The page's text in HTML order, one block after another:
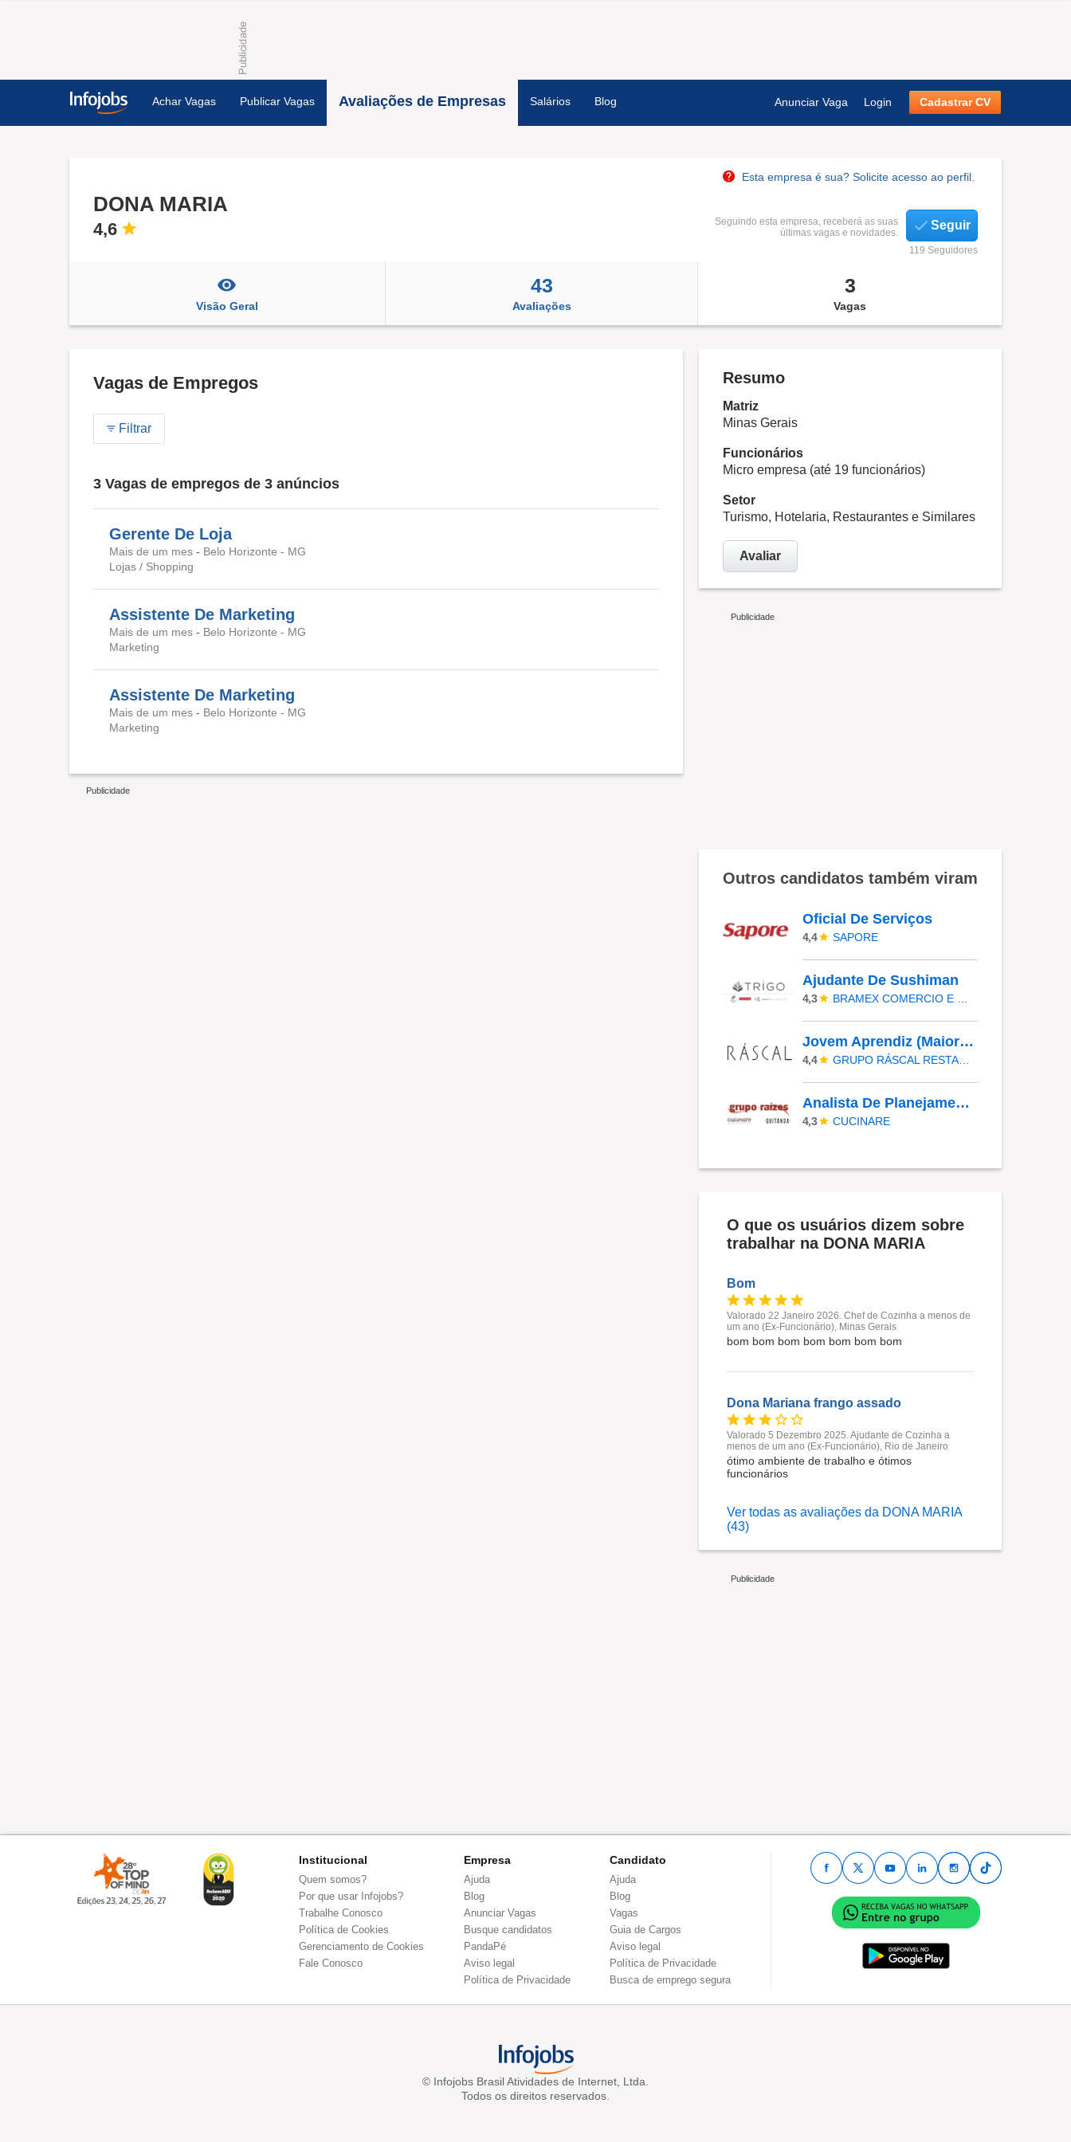
Achar Vagas Publicar Vagas Avaliações de Empresas Salários Blog Anunciar Vaga Login Cadastrar CV
Esta empresa é sua? Solicite acesso ao perfil.
DONA MARIA
4,6
Seguindo esta empresa, receberá as suas
últimas vagas e novidades.
Seguir
119 Seguidores
Visão Geral
43
Avaliações
3
Vagas
Vagas de Empregos
Filtrar
3 Vagas de empregos de 3 anúncios
Gerente De Loja
Mais de um mes - Belo Horizonte - MG
Lojas / Shopping
Assistente De Marketing
Mais de um mes - Belo Horizonte - MG
Marketing
Assistente De Marketing
Mais de um mes - Belo Horizonte - MG
Marketing
Resumo
Matriz
Minas Gerais
Funcionários
Micro empresa (até 19 funcionários)
Setor
Turismo, Hotelaria, Restaurantes e Similares
Avaliar
Outros candidatos também viram
Oficial De Serviços
4,4 SAPORE
Ajudante De Sushiman
4,3
Jovem Aprendiz (Maiores De 18) - Ráscal Shop. Villa Lobos
4,4
Analista De Planejamento De Cardápios Sr
4,3 CUCINARE
O que os usuários dizem sobre
trabalhar na DONA MARIA
Bom
Valorado 22 Janeiro 2026. Chef de Cozinha a menos de
um ano (Ex-Funcionário), Minas Gerais
bom bom bom bom bom bom bom
Dona Mariana frango assado
Valorado 5 Dezembro 2025. Ajudante de Cozinha a
menos de um ano (Ex-Funcionário), Rio de Janeiro
ótimo ambiente de trabalho e ótimos
funcionários
Ver todas as avaliações da DONA MARIA
(43)
Institucional
Quem somos?
Por que usar Infojobs?
Trabalhe Conosco
Política de Cookies
Gerenciamento de Cookies
Fale Conosco
Empresa
Ajuda
Blog
Anunciar Vagas
Busque candidatos
PandaPé
Aviso legal
Política de Privacidade
Candidato
Ajuda
Blog
Vagas
Guia de Cargos
Aviso legal
Política de Privacidade
Busca de emprego segura
© Infojobs Brasil Atividades de Internet, Ltda.
Todos os direitos reservados.